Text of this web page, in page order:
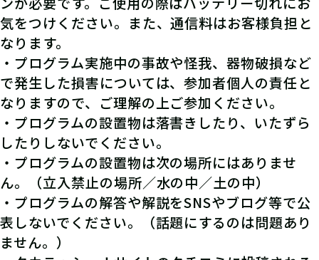
前回は大宮、今回は新宿店で参加。謎は易しめで
すが、ハンズ店内を散策できて大変楽しめまし
た。改めてハンズさんの商品力に感動！今度ゆっ
くり買い物に行きます！
てごたえ 2ストーリー 3ボリューム 2
不適切なレビューを報告
レビューを全て見る
04
第二弾 Bコース
3問(＋エクストラ謎)
難易度 ★★☆☆☆
ポイント 3pt
コイン 10コイン
経験値 合計7pt
チャレンジパラメーター
気をつけください。また、通信料はお客様負担と
なります。
・プログラム実施中の事故や怪我、器物破損など
で発生した損害については、参加者個人の責任と
なりますので、ご理解の上ご参加ください。
・プログラムの設置物は落書きしたり、いたずら
したりしないでください。
・プログラムの設置物は次の場所にはありませ
ん。（立入禁止の場所／水の中／土の中）
・プログラムの解答や解説をSNSやブログ等で公
表しないでください。（話題にするのは問題あり
ません。）